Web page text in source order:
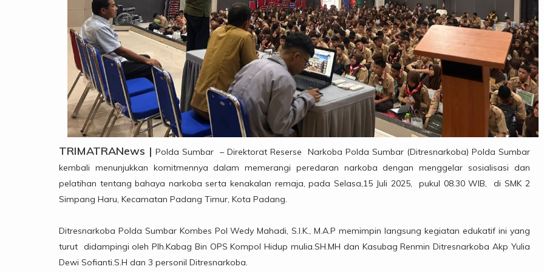
TRIMATRANews | Polda Sumbar – Direktorat Reserse Narkoba Polda Sumbar (Ditresnarkoba) Polda Sumbar
kembali menunjukkan komitmennya dalam memerangi peredaran narkoba dengan menggelar sosialisasi dan
pelatihan tentang bahaya narkoba serta kenakalan remaja, pada Selasa,15 Juli 2025, pukul 08.30 WIB, di SMK 2
Simpang Haru, Kecamatan Padang Timur, Kota Padang.
Ditresnarkoba Polda Sumbar Kombes Pol Wedy Mahadi, S.I.K., M.A.P memimpin langsung kegiatan edukatif ini yang
turut didampingi oleh Plh.Kabag Bin OPS Kompol Hidup mulia.SH.MH dan Kasubag Renmin Ditresnarkoba Akp Yulia
Dewi Sofianti.S.H dan 3 personil Ditresnarkoba.